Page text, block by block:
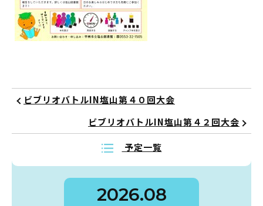
2026.08
ビブリオバトルIN塩山第４０回大会
ビブリオバトルIN塩山第４２回大会
予定一覧
リンク集
利用案内
インターネットサービス
蔵書検索・マイページ